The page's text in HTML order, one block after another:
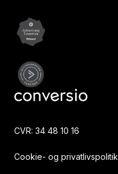
CVR: 34 48 10 16
Cookie- og privatlivspolitik